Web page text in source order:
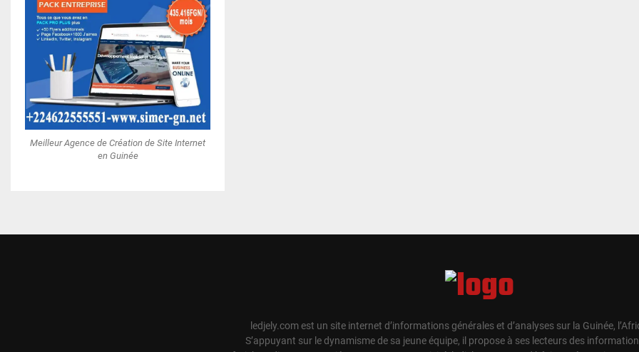
Meilleur Agence de Création de Site Internet
en Guinée
ledjely.com est un site internet d’informations générales et d’analyses sur la Guinée,
S’appuyant sur le dynamisme de sa jeune équipe, il propose à ses lecteurs des